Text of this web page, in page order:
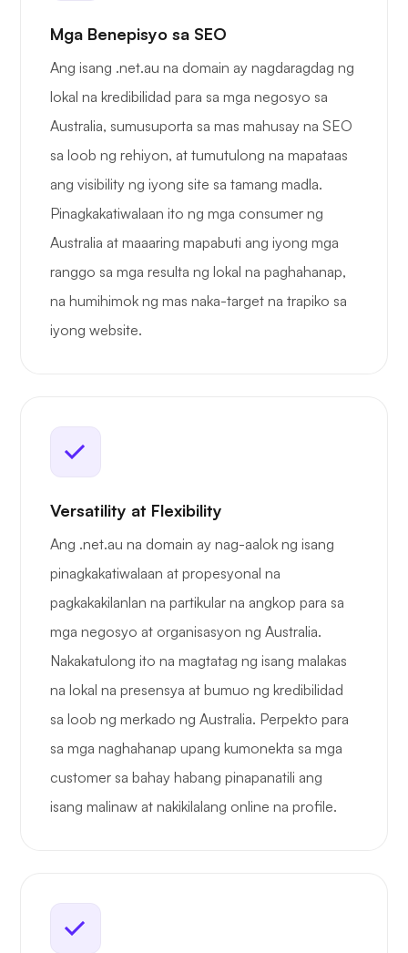
Mga Benepisyo sa SEO
Ang isang .net.au na domain ay nagdaragdag ng
lokal na kredibilidad para sa mga negosyo sa
Australia, sumusuporta sa mas mahusay na SEO
sa loob ng rehiyon, at tumutulong na mapataas
ang visibility ng iyong site sa tamang madla.
Pinagkakatiwalaan ito ng mga consumer ng
Australia at maaaring mapabuti ang iyong mga
ranggo sa mga resulta ng lokal na paghahanap,
na humihimok ng mas naka-target na trapiko sa
iyong website.
Versatility at Flexibility
Ang .net.au na domain ay nag-aalok ng isang
pinagkakatiwalaan at propesyonal na
pagkakakilanlan na partikular na angkop para sa
mga negosyo at organisasyon ng Australia.
Nakakatulong ito na magtatag ng isang malakas
na lokal na presensya at bumuo ng kredibilidad
sa loob ng merkado ng Australia. Perpekto para
sa mga naghahanap upang kumonekta sa mga
customer sa bahay habang pinapanatili ang
isang malinaw at nakikilalang online na profile.